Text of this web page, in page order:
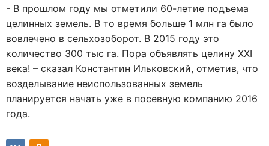
- В прошлом году мы отметили 60-летие подъема
целинных земель. В то время больше 1 млн га было
вовлечено в сельхозоборот. В 2015 году это
количество 300 тыс га. Пора объявлять целину ХХI
века! – сказал Константин Ильковский, отметив, что
возделывание неиспользованных земель
планируется начать уже в посевную компанию 2016
года.